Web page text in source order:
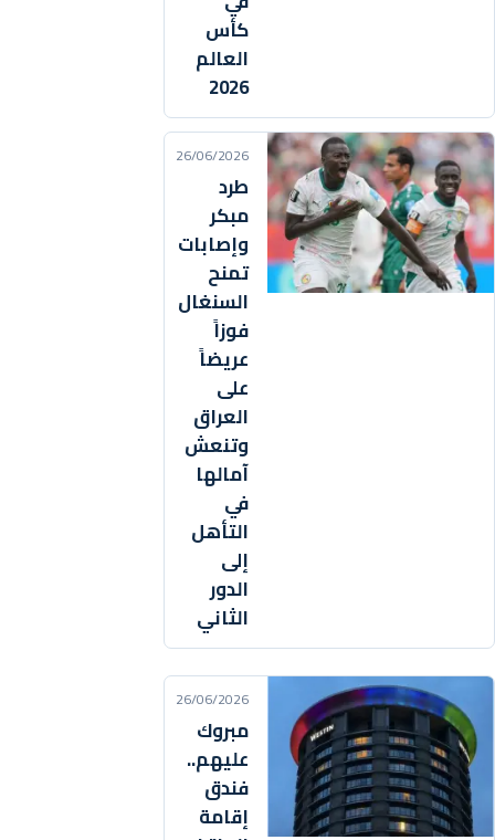
كأس
العالم
2026
26/06/2026
طرد
مبكر
وإصابات
تمنح
السنغال
فوزاً
عريضاً
على
العراق
وتنعش
آمالها
في
التأهل
إلى
الدور
الثاني
26/06/2026
مبروك
عليهم..
فندق
إقامة